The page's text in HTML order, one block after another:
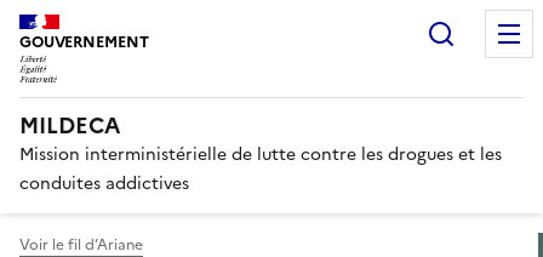
Panneau de gestion des
GOUVERNEMENT
MILDECA
Mission interministérielle de lutte contre les drogues et les
conduites addictives
Voir le fil d’Ariane